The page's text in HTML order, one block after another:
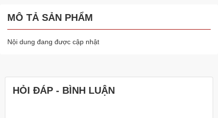
MÔ TẢ SẢN PHẨM
Nội dung đang được cập nhật
HỎI ĐÁP - BÌNH LUẬN